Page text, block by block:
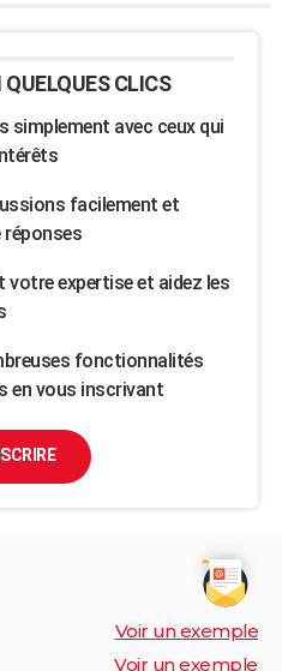
CLICS
simplement avec ceux qui
facilement et
réponses
votre expertise et aidez les
fonctionnalités
en vous inscrivant
Voir un exemple
Voir un exemple